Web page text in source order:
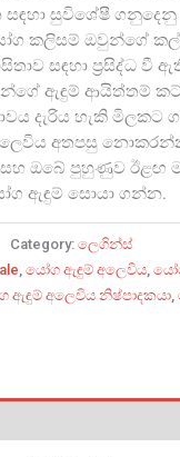
සඳහා සුවිශේෂී
කලිසම් ඔවුන්ගේ
සඳහා ප්‍රසිද්ධ වී
ඇඳුම් ආයිත්තම්
දැරිය හැකි මිලකට
අතපසු
සහ ඔබේ පුහුණුව ඊළඟ
ඇඳුම් සොයා ගන්න.
Category:ලෙගින්ස්
,යෝග ඇඳුම් අලෙවිය ,
ඇඳුම් අලෙවිය නිෂ්පාදකයා ,